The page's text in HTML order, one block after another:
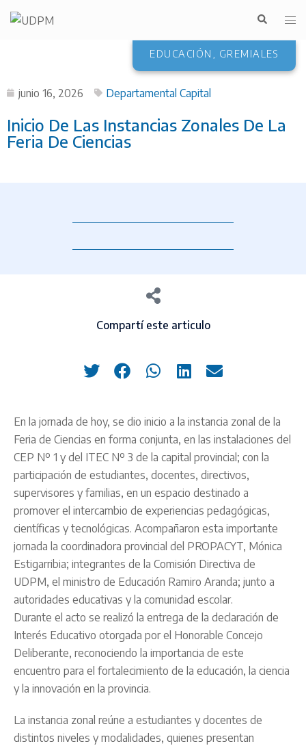
EDUCACIÓN GREMIALES
junio 16, 2026 Departamental Capital
Inicio De Las Instancias Zonales De La
Feria De Ciencias
Compartí este articulo
En la jornada de hoy, se dio inicio a la instancia zonal de la
Feria de Ciencias en forma conjunta, en las instalaciones del
CEP Nº 1 y del ITEC Nº 3 de la capital provincial; con la
participación de estudiantes, docentes, directivos,
supervisores y familias, en un espacio destinado a
promover el intercambio de experiencias pedagógicas,
científicas y tecnológicas. Acompañaron esta importante
jornada la coordinadora provincial del PROPACYT, Mónica
Estigarribia; integrantes de la Comisión Directiva de
UDPM, el ministro de Educación Ramiro Aranda; junto a
autoridades educativas y la comunidad escolar.
Durante el acto se realizó la entrega de la declaración de
Interés Educativo otorgada por el Honorable Concejo
Deliberante, reconociendo la importancia de este
encuentro para el fortalecimiento de la educación, la ciencia
y la innovación en la provincia.
La instancia zonal reúne a estudiantes y docentes de
distintos niveles y modalidades, quienes presentan